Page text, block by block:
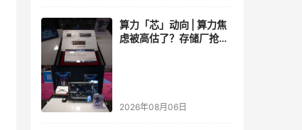
算力「芯」动向 | 算力焦
虑被高估了？存储厂抢了
2026年08月06日